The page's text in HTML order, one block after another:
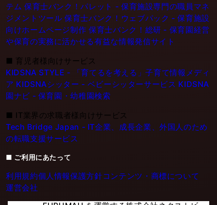
テム 保育士バンク！パレット - 保育施設専門の職員マネ
ジメントツール 保育士バンク！ウェブパック - 保育施設
向けホームページ制作 保育士バンク！総研 - 保育園経営
や保育の実務に活かせる有益な情報発信サイト
■ 育児者様向けサービス
KIDSNA STYLE - 「育てるを考える」子育て情報メディ
ア KIDSNAシッター - ベビーシッターサービス KIDSNA
園ナビ - 保育園・幼稚園検索
■ IT業界の求職者様向けサービス
Tech Bridge Japan - IT企業、成長企業、外国人のため
の転職支援サービス
■ ご利用にあたって
利用規約個人情報保護方針コンテンツ・商標について
運営会社